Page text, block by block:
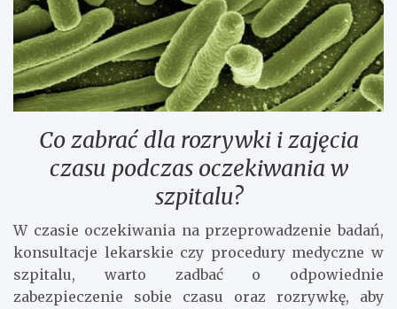
Co zabrać dla rozrywki i zajęcia
czasu podczas oczekiwania w
szpitalu?
W czasie oczekiwania na przeprowadzenie badań,
konsultacje lekarskie czy procedury medyczne w
szpitalu, warto zadbać o odpowiednie
zabezpieczenie sobie czasu oraz rozrywkę, aby